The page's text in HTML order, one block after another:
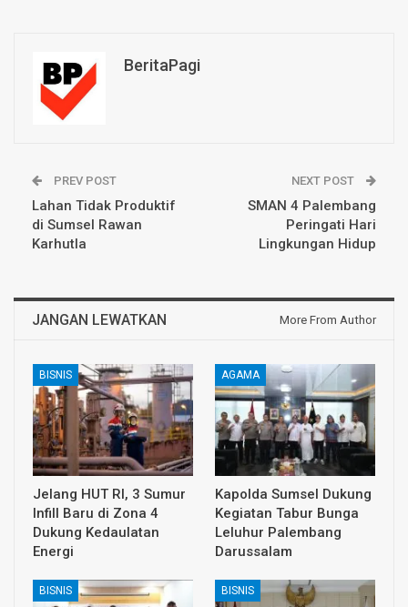
BeritaPagi
PREV POST
Lahan Tidak Produktif
di Sumsel Rawan
Karhutla
NEXT POST
SMAN 4 Palembang
Peringati Hari
Lingkungan Hidup
JANGAN LEWATKAN More From Author
BISNIS
Jelang HUT RI, 3 Sumur
Infill Baru di Zona 4
Dukung Kedaulatan
Energi
AGAMA
Kapolda Sumsel Dukung
Kegiatan Tabur Bunga
Leluhur Palembang
Darussalam
BISNIS BISNIS